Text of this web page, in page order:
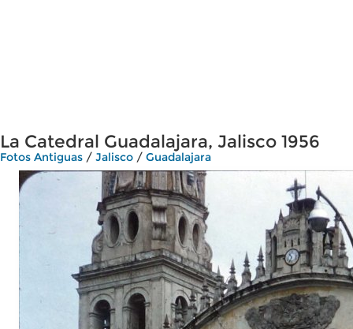
La Catedral Guadalajara, Jalisco 1956
Fotos Antiguas / Jalisco / Guadalajara